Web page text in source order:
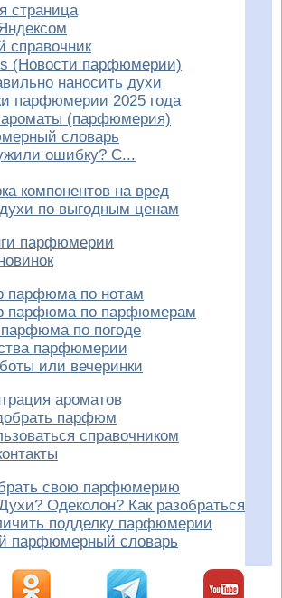
страница
справочник
(Новости парфюмерии)
наносить духи
парфюмерии 2025 года
(парфюмерия)
словарь
ошибку? С...
компонентов на вред
по выгодным ценам
парфюмерии
парфюма по нотам
парфюма по парфюмерам
по погоде
парфюмерии
или вечеринки
ароматов
парфюм
справочником
свою парфюмерию
Одеколон? Как разобраться
подделку парфюмерии
парфюмерный словарь